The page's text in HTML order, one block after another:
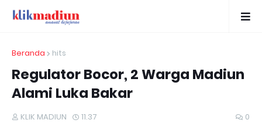
Beranda hits
Regulator Bocor, 2 Warga Madiun
Alami Luka Bakar
KLIK MADIUN 11.37 0